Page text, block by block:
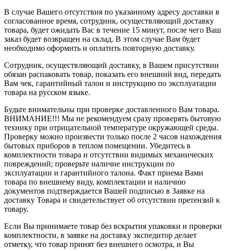
В случае Вашего отсутствия по указанному адресу доставки в
согласованное время, сотрудник, осуществляющий доставку
товара, будет ожидать Вас в течение 15 минут, после чего Ваш
заказ будет возвращен на склад. В этом случае Вам будет
необходимо оформить и оплатить повторную доставку.
Сотрудник, осуществляющий доставку, в Вашем присутствии
обязан распаковать товар, показать его внешний вид, передать
Вам чек, гарантийный талон и инструкцию по эксплуатации
товара на русском языке.
Будьте внимательны при проверке доставленного Вам товара.
ВНИМАНИЕ!!! Мы не рекомендуем сразу проверять бытовую
технику при отрицательной температуре окружающей среды.
Проверку можно произвести только после 2 часов нахождения
бытовых приборов в теплом помещении. Убедитесь в
комплектности товара и отсутствии видимых механических
повреждений; проверьте наличие инструкции по
эксплуатации и гарантийного талона. Факт приема Вами
товара по внешнему виду, комплектации и наличию
документов подтверждается Вашей подписью в Заявке на
доставку Товара и свидетельствует об отсутствии претензий к
товару.
Если Вы принимаете товар без вскрытия упаковки и проверки
комплектности, в заявке на доставку экспедитор делает
отметку, что товар принят без внешнего осмотра, и Вы